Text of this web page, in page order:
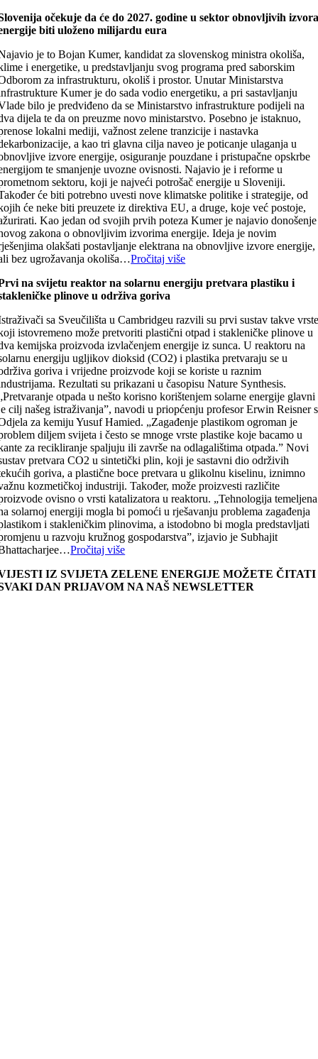
očekuje da će do 2027. godine u sektor obnovljivih
biti uloženo milijardu eura
je to Bojan Kumer, kandidat za slovenskog ministra okoliša,
i energetike, u predstavljanju svog programa pred saborskim
za infrastrukturu, okoliš i prostor. Unutar Ministarstva
Kumer je do sada vodio energetiku, a pri sastavljanju
bilo je predviđeno da se Ministarstvo infrastrukture podijeli na
dijela te da on preuzme novo ministarstvo. Posebno je istaknuo,
lokalni mediji, važnost zelene tranzicije i nastavka
a kao tri glavna cilja naveo je poticanje ulaganja u
izvore energije, osiguranje pouzdane i pristupačne opskrbe
te smanjenje uvozne ovisnosti. Najavio je i reforme u
sektoru, koji je najveći potrošač energije u Sloveniji.
će biti potrebno uvesti nove klimatske politike i strategije, od
će neke biti preuzete iz direktiva EU, a druge, koje već postoje,
Kao jedan od svojih prvih poteza Kumer je najavio donošenje
zakona o obnovljivim izvorima energije. Ideja je novim
olakšati postavljanje elektrana na obnovljive izvore energije,
bez ugrožavanja okoliša…Pročitaj više
na svijetu reaktor na solarnu energiju pretvara plastiku i
plinove u održiva goriva
sa Sveučilišta u Cambridgeu razvili su prvi sustav takve
istovremeno može pretvoriti plastični otpad i stakleničke plinove u
kemijska proizvoda izvlačenjem energije iz sunca. U reaktoru na
energiju ugljikov dioksid (CO2) i plastika pretvaraju se u
goriva i vrijedne proizvode koji se koriste u raznim
Rezultati su prikazani u časopisu Nature Synthesis.
otpada u nešto korisno korištenjem solarne energije glavni
cilj našeg istraživanja”, navodi u priopćenju profesor Erwin Reisner s
za kemiju Yusuf Hamied. „Zagađenje plastikom ogroman je
diljem svijeta i često se mnoge vrste plastike koje bacamo u
za recikliranje spaljuju ili završe na odlagalištima otpada.” Novi
pretvara CO2 u sintetički plin, koji je sastavni dio održivih
goriva, a plastične boce pretvara u glikolnu kiselinu, iznimno
kozmetičkoj industriji. Također, može proizvesti različite
ovisno o vrsti katalizatora u reaktoru. „Tehnologija temeljena
solarnoj energiji mogla bi pomoći u rješavanju problema zagađenja
i stakleničkim plinovima, a istodobno bi mogla predstavljati
u razvoju kružnog gospodarstva”, izjavio je Subhajit
Pročitaj više
IZ SVIJETA ZELENE ENERGIJE MOŽETE ČITATI
DAN PRIJAVOM NA NAŠ NEWSLETTER